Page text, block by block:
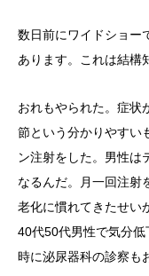
数日前にワイドショー
あります。これは結構
おれもやられた。症状
節という分かりやすい
ン注射をした。男性は
なるんだ。月一回注射
老化に慣れてきたせい
40代50代男性で気分
時に泌尿器科の診察も